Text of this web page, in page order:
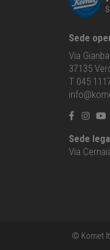
Sede
Via
37135
T 045
Sede
Via
© Komet